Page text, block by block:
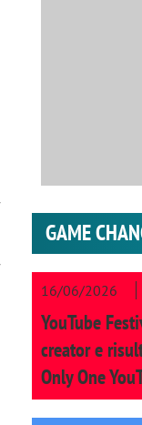
GAME
16/06/2026
YouTube
creator e
Only One